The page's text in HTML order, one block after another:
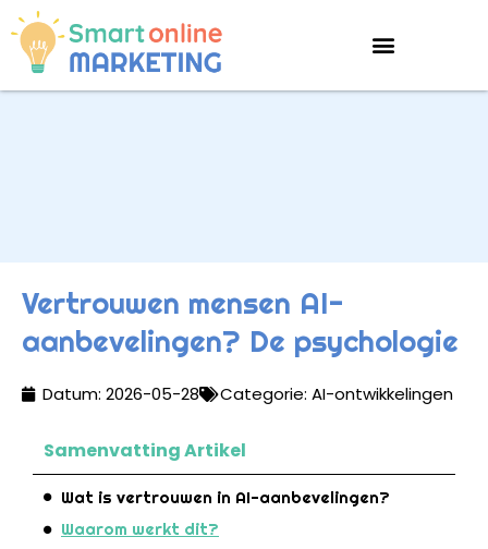
Vertrouwen mensen AI-
aanbevelingen? De psychologie
Datum: 2026-05-28 Categorie: AI-ontwikkelingen
Samenvatting Artikel
Wat is vertrouwen in AI-aanbevelingen?
Waarom werkt dit?